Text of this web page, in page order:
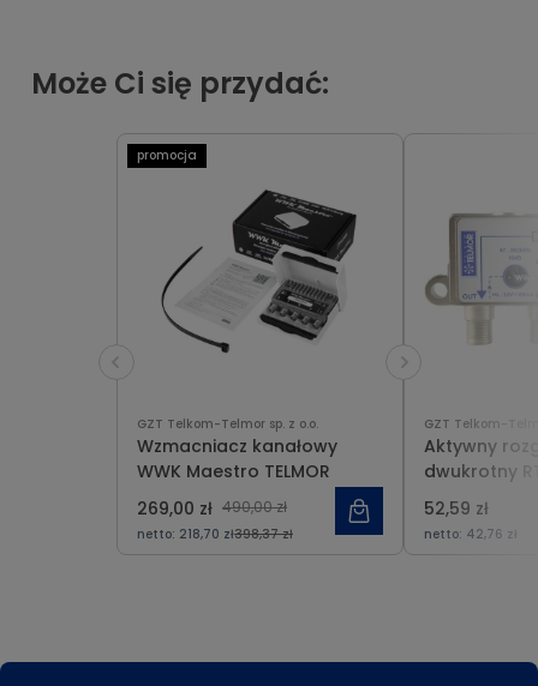
Może Ci się przydać:
GZT Telkom-Telmor sp. z o.o.
Wzmacniacz kanałowy
WWK Maestro TELMOR
269,00 zł 490,00 zł
netto: 218,70 zł398,37 zł
promocja
GZT Telkom-
Aktywny
dwukrotny
52,59 zł
netto: 42,76 zł